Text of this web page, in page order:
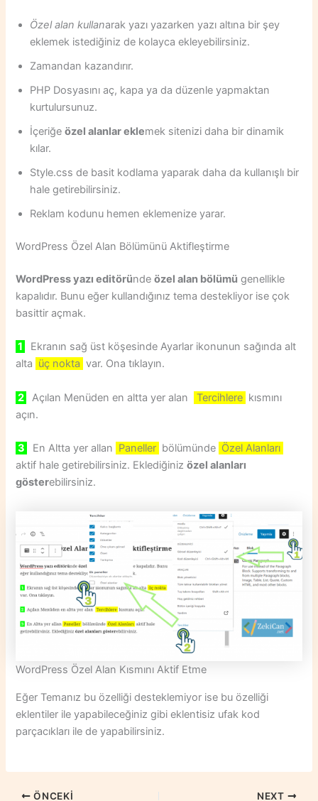
Özel alan kullanarak yazı yazarken yazı altına bir şey
eklemek istediğiniz de kolayca ekleyebilirsiniz.
Zamandan kazandırır.
PHP Dosyasını aç, kapa ya da düzenle yapmaktan
kurtulursunuz.
İçeriğeözel alanlar eklemek sitenizi daha bir dinamik
kılar.
Style.css de basit kodlama yaparak daha da kullanışlı bir
hale getirebilirsiniz.
Reklam kodunu hemen eklemenize yarar.
WordPress Özel Alan Bölümünü Aktifleştirme
WordPress yazı editöründeözel alan bölümü genellikle
kapalıdır. Bunu eğer kullandığınız tema destekliyor ise çok
basittir açmak.
1
Ekranın sağ üst köşesinde Ayarlar ikonunun sağında alt
alta üç nokta var. Ona tıklayın.
2 Açılan Menüden en altta yer alan Tercihlere kısmını
açın.
3 En Altta yer allan Paneller bölümünde Özel Alanları
aktif hale getirebilirsiniz. Eklediğinizözel alanları
gösterebilirsiniz.
WordPress Özel Alan Kısmını Aktif Etme
Eğer Temanız bu özelliği desteklemiyor ise bu özelliği
eklentiler ile yapabileceğiniz gibi eklentisiz ufak kod
parçacıkları ile de yapabilirsiniz.
ÖNCEKI NEXT